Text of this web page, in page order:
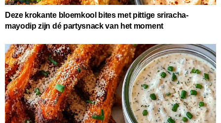
Deze krokante bloemkool bites met pittige sriracha-
mayodip zijn dé partysnack van het moment